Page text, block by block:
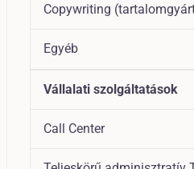
Copywriting
Egyéb
Vállalati szolgáltatások
Call Center